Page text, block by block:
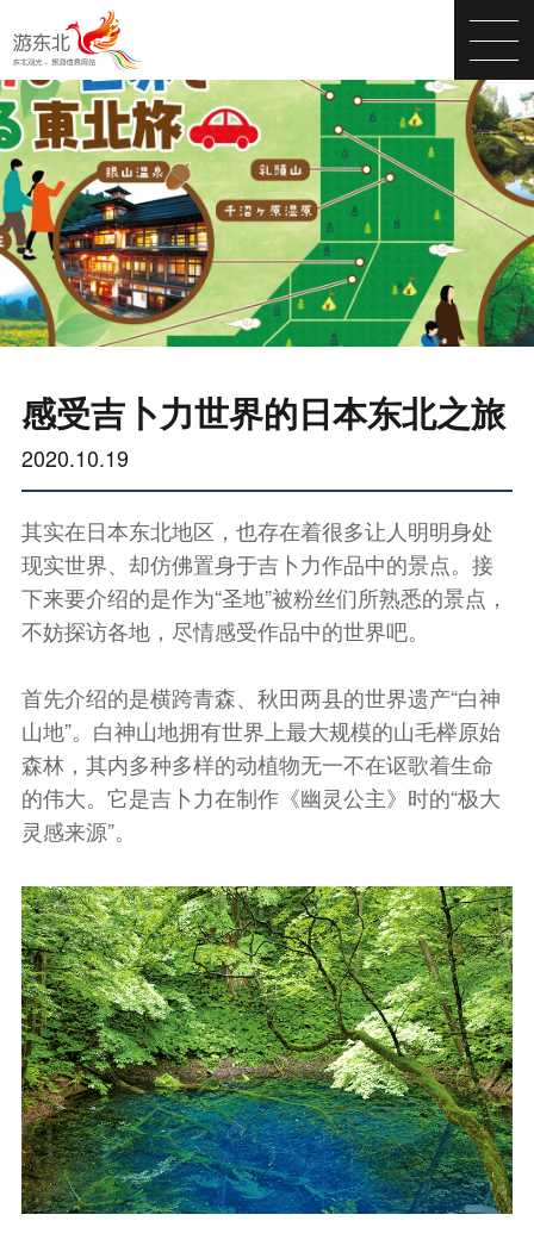
感受吉卜力世界的日本东北之旅
2020.10.19
其实在日本东北地区，也存在着很多让人明明身处
现实世界、却仿佛置身于吉卜力作品中的景点。接
下来要介绍的是作为“圣地”被粉丝们所熟悉的景点，
不妨探访各地，尽情感受作品中的世界吧。
首先介绍的是横跨青森、秋田两县的世界遗产“白神
山地”。白神山地拥有世界上最大规模的山毛榉原始
森林，其内多种多样的动植物无一不在讴歌着生命
的伟大。它是吉卜力在制作《幽灵公主》时的“极大
灵感来源”。